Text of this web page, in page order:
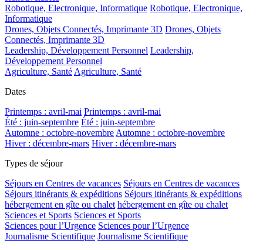
Robotique, Electronique, Informatique Robotique, Electronique,
Informatique
Drones, Objets Connectés, Imprimante 3D Drones, Objets
Connectés, Imprimante 3D
Leadership, Développement Personnel Leadership,
Développement Personnel
Agriculture, Santé Agriculture, Santé
Dates
Printemps : avril-mai Printemps : avril-mai
Été : juin-septembre Été : juin-septembre
Automne : octobre-novembre Automne : octobre-novembre
Hiver : décembre-mars Hiver : décembre-mars
Types de séjour
Séjours en Centres de vacances Séjours en Centres de vacances
Séjours itinérants & expéditions Séjours itinérants & expéditions
hébergement en gîte ou chalet hébergement en gîte ou chalet
Sciences et Sports Sciences et Sports
Sciences pour l’Urgence Sciences pour l’Urgence
Journalisme Scientifique Journalisme Scientifique